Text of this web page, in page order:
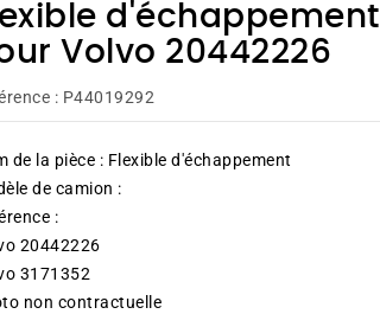
d'échappement
Volvo 20442226
: P44019292
de la pièce : Flexible d'échappement
de camion :
:
20442226
3171352
non contractuelle